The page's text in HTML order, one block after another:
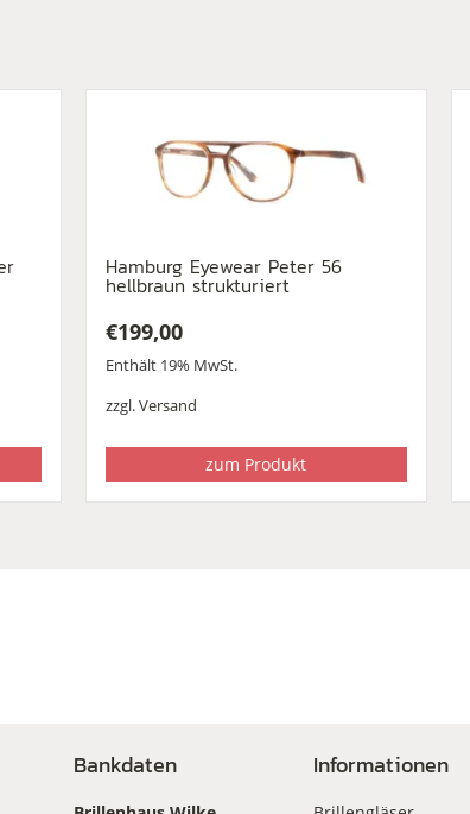
Hamburg Eyewear Peter 56
hellbraun strukturiert
€199,00
Enthält 19% MwSt.
zzgl.Versand
zum Produkt
Bankdaten Informationen